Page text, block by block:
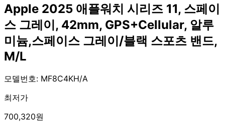
Apple 2025 애플워치 시리즈 11, 스페이
스 그레이, 42mm, GPS+Cellular, 알루
미늄,스페이스 그레이/블랙 스포츠 밴드,
M/L
모델번호: MF8C4KH/A
최저가
700,320원